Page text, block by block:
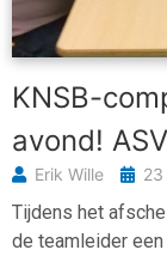
KNSB-
avond!
Erik Wille
Tijdens het
de teamleider